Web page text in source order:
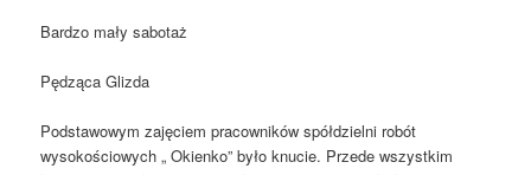
Bardzo mały sabotaż
Pędząca Glizda
Podstawowym zajęciem pracowników spółdzielni robót
wysokościowych „ Okienko” było knucie. Przede wszystkim